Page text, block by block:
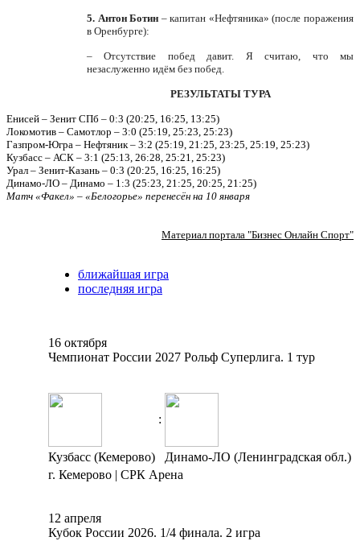
5. Антон Ботин – капитан «Нефтяника» (после поражения
в Оренбурге):
– Отсутствие побед давит. Я считаю, что мы
незаслуженно идём без побед.
РЕЗУЛЬТАТЫ ТУРА
Енисей – Зенит СПб – 0:3 (20:25, 16:25, 13:25)
Локомотив – Самотлор – 3:0 (25:19, 25:23, 25:23)
Газпром-Югра – Нефтяник – 3:2 (25:19, 21:25, 23:25, 25:19, 25:23)
Кузбасс – АСК – 3:1 (25:13, 26:28, 25:21, 25:23)
Урал – Зенит-Казань – 0:3 (20:25, 16:25, 16:25)
Динамо-ЛО – Динамо – 1:3 (25:23, 21:25, 20:25, 21:25)
Матч «Факел» – «Белогорье» перенесён на 10 января
Материал портала "Бизнес Онлайн Спорт"
ближайшая игра
последняя игра
16 октября
Чемпионат России 2027 Рольф Суперлига. 1 тур
:
Кузбасс (Кемерово)
Динамо-ЛО (Ленинградская обл.)
г. Кемерово | СРК Арена
12 апреля
Кубок России 2026. 1/4 финала. 2 игра